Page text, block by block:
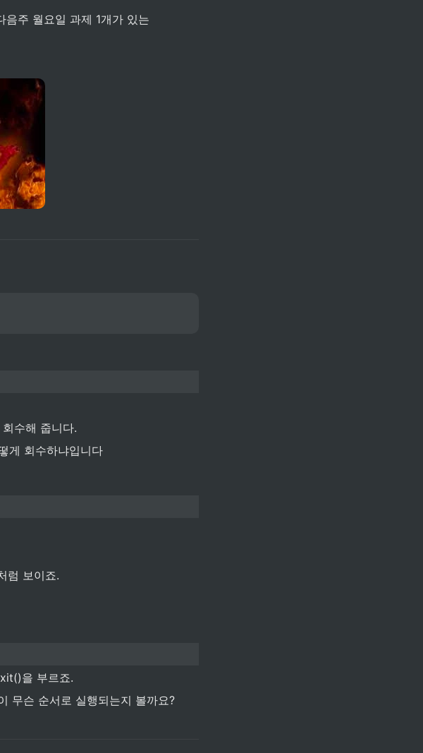
음주 월요일 과제 1개가 있는
수해 줍니다.
게 회수하냐입니다
럼 보이죠.
을 부르죠.
무슨 순서로 실행되는지 볼까요?